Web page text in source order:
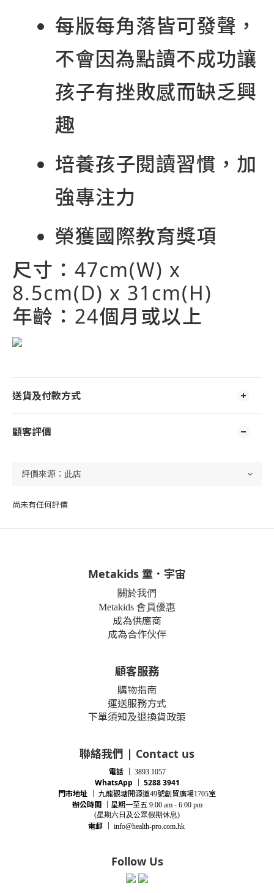
每版每角落皆可發聲，
不會因為點讀不成功讓
孩子有挫敗感而缺乏興
趣
培養孩子閱讀習慣，加
強專注力
榮獲國際教育獎項
尺寸：47cm(W) x
8.5cm(D) x 31cm(H)
年齡：24個月或以上
送貨及付款方式
顧客評價
尚未有任何評價
Metakids 童．宇宙
關於我們
Metakids 會員優惠
成為供應商
成為合作伙伴
顧客服務
購物指南
運送服務方式
下單須知及退換貨政策
聯絡我們 | Contact us
電話 3893 1057
WhatsApp ｜ 5288 3941
門市地址
九龍觀塘開源道49號創貿廣場1705室
辦公時間｜ 星期一至五 9:00 am - 6:00 pm
(星期六日及公眾假期休息)
電郵｜ info@health-pro.com.hk
Follow Us